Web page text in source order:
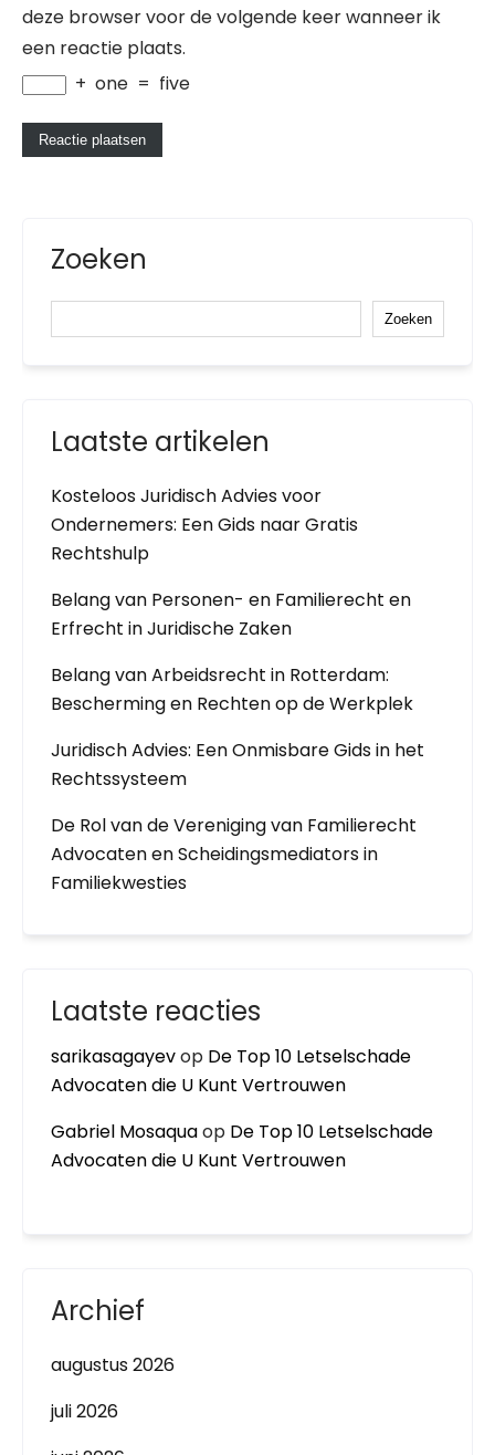
deze browser voor de volgende keer wanneer ik
een reactie plaats.
+ one = five
Zoeken
Zoeken
Laatste artikelen
Kosteloos Juridisch Advies voor
Ondernemers: Een Gids naar Gratis
Rechtshulp
Belang van Personen- en Familierecht en
Erfrecht in Juridische Zaken
Belang van Arbeidsrecht in Rotterdam:
Bescherming en Rechten op de Werkplek
Juridisch Advies: Een Onmisbare Gids in het
Rechtssysteem
De Rol van de Vereniging van Familierecht
Advocaten en Scheidingsmediators in
Familiekwesties
Laatste reacties
sarikasagayevop De Top 10 Letselschade
Advocaten die U Kunt Vertrouwen
Gabriel Mosaquaop De Top 10 Letselschade
Advocaten die U Kunt Vertrouwen
Archief
augustus 2026
juli 2026